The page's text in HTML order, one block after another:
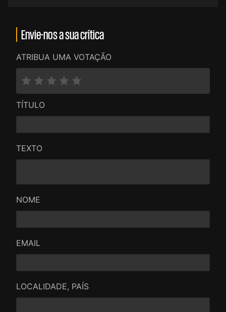
Envie-nos a sua crítica
ATRIBUA UMA VOTAÇÃO
TÍTULO
TEXTO
NOME
EMAIL
LOCALIDADE, PAÍS